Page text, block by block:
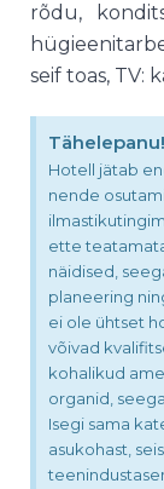
rõdu,
seif toas, TV:
Tähelepanu!
Hotell jätab
nende
ette
näidised,
planeering
ei ole ühtset
võivad
kohalikud
organid,
Isegi sama
asukohast,